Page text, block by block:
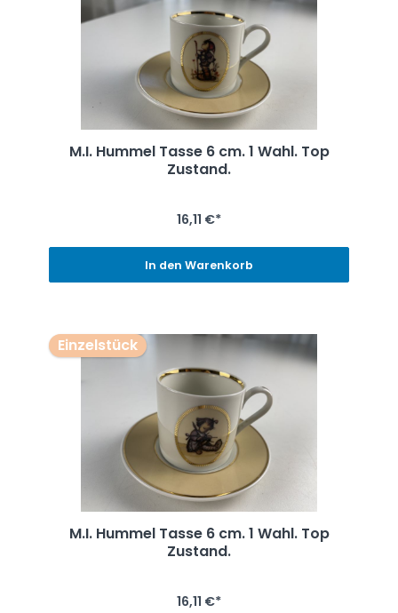
M.I. Hummel Tasse 6 cm. 1 Wahl. Top
Zustand.
16,11 €*
In den Warenkorb
Einzelstück
M.I. Hummel Tasse 6 cm. 1 Wahl. Top
Zustand.
16,11 €*